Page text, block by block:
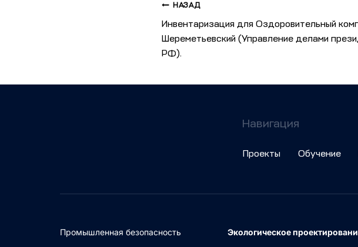
НАЗАД
Инвентаризация для Оздоровительный
Шереметьевский (Управление делами
РФ).
Навигация
Проекты Обучение
Промышленная безопасность Экологическое